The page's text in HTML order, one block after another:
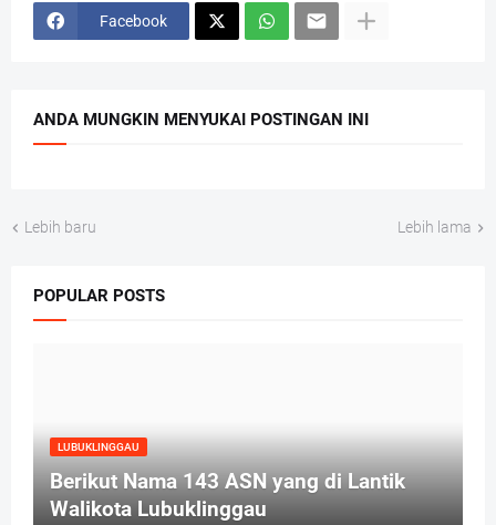
Facebook
ANDA MUNGKIN MENYUKAI POSTINGAN INI
Lebih baru Lebih lama
POPULAR POSTS
LUBUKLINGGAU
Berikut Nama 143 ASN yang di Lantik
Walikota Lubuklinggau